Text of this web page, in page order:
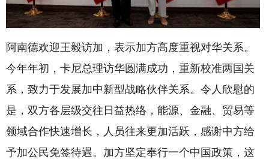
阿南德欢迎王毅访加，表示加方高度重视对华关系。
今年年初，卡尼总理访华圆满成功，重新校准两国关
系，致力于发展加中新型战略伙伴关系。令人欣慰的
是，双方各层级交往日益热络，能源、金融、贸易等
领域合作快速增长，人员往来更加活跃，感谢中方给
予加公民免签待遇。加方坚定奉行一个中国政策，这